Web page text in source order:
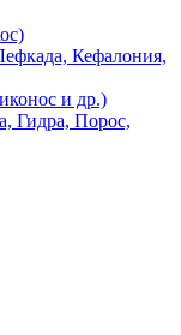
Кефалония,
и др.)
Порос,